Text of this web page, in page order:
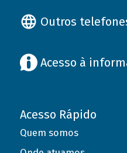
Outros
Acesso à
Acesso Rápido
Quem somos